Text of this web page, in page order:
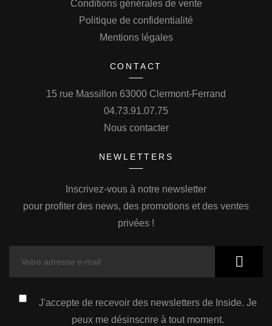
Conditions générales de vente
Politique de confidentialité
Mentions légales
CONTACT
15 rue Massillon 63000 Clermont-Ferrand
04.73.91.07.75
Nous contacter
NEWLETTERS
Inscrivez-vous à notre newsletter
pour profiter des news, des promotions et des ventes
privées !
J'accepte de recevoir des newsletters de Inside. Je
peux me désinscrire à tout moment.